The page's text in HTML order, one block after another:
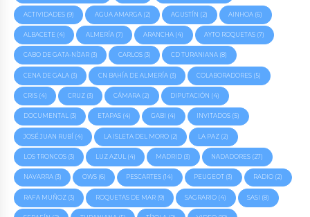
ACTIVIDADES(9) AGUA AMARGA(2) AGUSTÍN (2) AINHOA (6)
ALBACETE(4) ALMERÍA(7) ARANCHA (4) AYTO ROQUETAS (7)
CABO DE GATA-NÍJAR(3) CARLOS(3) CD TURANIANA (8)
CENA DE GALA(3) CN BAHÍA DE ALMERÍA(3) COLABORADORES (5)
CRIS(4) CRUZ(3) CÁMARA (2) DIPUTACIÓN (4)
DOCUMENTAL(3) ETAPAS(4) GABI (4) INVITADOS (5)
JOSÉ JUAN RUBÍ (4) LA ISLETA DEL MORO(2) LA PAZ (2)
LOS TRONCOS(3) LUZ AZUL(4) MADRID (3) NADADORES (27)
NAVARRA(3) OWS(6) PESCARTES (14) PEUGEOT (3) RADIO (2)
RAFA MUÑOZ(3) ROQUETAS DE MAR(9) SAGRARIO (4) SASI (8)